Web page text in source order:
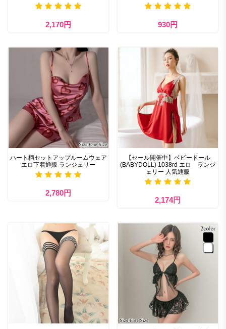
2,170円 930円
ハート柄セットアップルームウェア
エロ下着通販 ランジェリー
2,780円
【セール開催中】ベビードール
(BABYDOLL) 1038rd エロ ランジ
ェリー 人気通販
2,174円